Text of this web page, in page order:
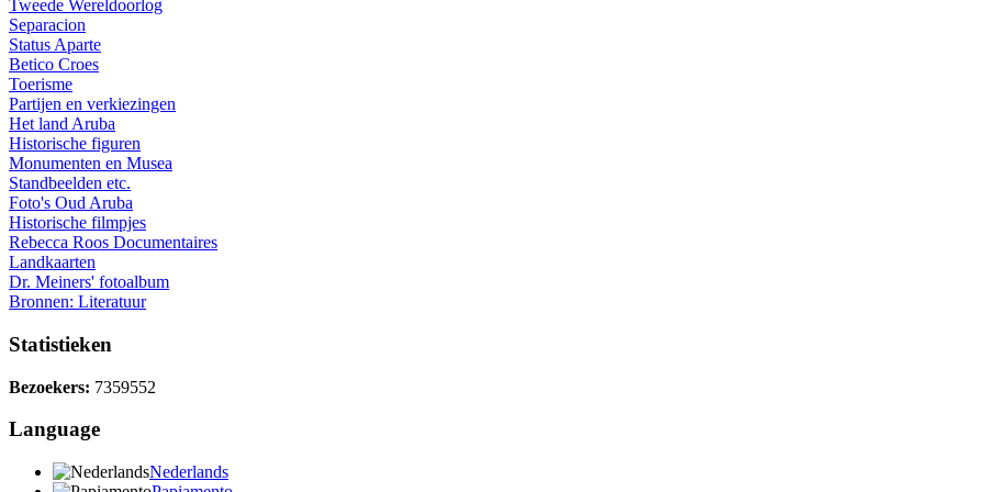
Tweede Wereldoorlog
Separacion
Status Aparte
Betico Croes
Toerisme
Partijen en verkiezingen
Het land Aruba
Historische figuren
Monumenten en Musea
Standbeelden etc.
Foto's Oud Aruba
Historische filmpjes
Rebecca Roos Documentaires
Landkaarten
Dr. Meiners' fotoalbum
Bronnen: Literatuur
Statistieken
Bezoekers: 7359552
Language
Nederlands